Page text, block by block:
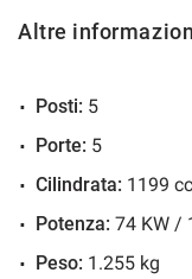
ESP
Filtro
Immobilizzatore
Park Distance
Sedile posteriore
Servosterzo
Altre
Posti: 5
Porte: 5
Cilindrata: 1199 cc
Potenza: 74 KW /
Peso: 1.255 kg